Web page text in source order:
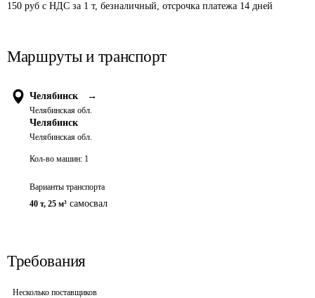
150 руб с НДС за 1 т, безналичный, отсрочка платежа 14 дней
Маршруты и транспорт
Челябинск →
Челябинская обл.
Челябинск
Челябинская обл.
Кол-во машин: 1
Варианты транспорта
40 т, 25 м³ самосвал
Требования
Несколько поставщиков